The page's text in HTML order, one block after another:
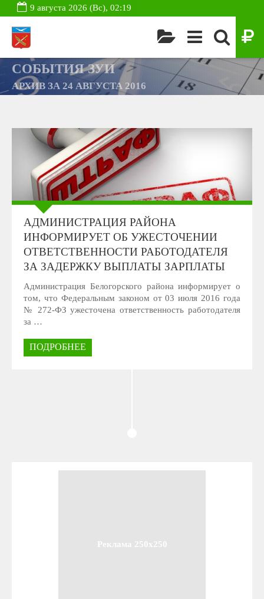
9 августа 2026 (Вс), 02:19
СОБЫТИЯ ЗУИ
АРХИВ ЗА 24 АВГУСТА 2016
АДМИНИСТРАЦИЯ РАЙОНА
ИНФОРМИРУЕТ ОБ УЖЕСТОЧЕНИИ
ОТВЕТСТВЕННОСТИ РАБОТОДАТЕЛЯ
ЗА ЗАДЕРЖКУ ВЫПЛАТЫ ЗАРПЛАТЫ
Администрация Белогорского района информирует о
том, что Федеральным законом от 03 июля 2016 года
№ 272-ФЗ ужесточена ответственность работодателя
за …
ПОДРОБНЕЕ
Реклама 250x250